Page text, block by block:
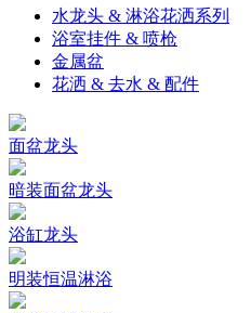
水龙头 & 淋浴花洒系列
浴室挂件 & 喷枪
金属盆
花洒 & 去水 & 配件
面盆龙头
暗装面盆龙头
浴缸龙头
明装恒温淋浴